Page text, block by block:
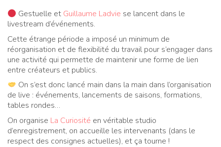
Gestuelle et Guillaume Ladvie se lancent dans le
livestream d’événements.
Cette étrange période a imposé un minimum de
réorganisation et de flexibilité du travail pour s’engager dans
une activité qui permette de maintenir une forme de lien
entre créateurs et publics.
On s’est donc lancé main dans la main dans l’organisation
de live : événements, lancements de saisons, formations,
tables rondes…
On organise La Curiosité en véritable studio
d’enregistrement, on accueille les intervenants (dans le
respect des consignes actuelles), et ça tourne !